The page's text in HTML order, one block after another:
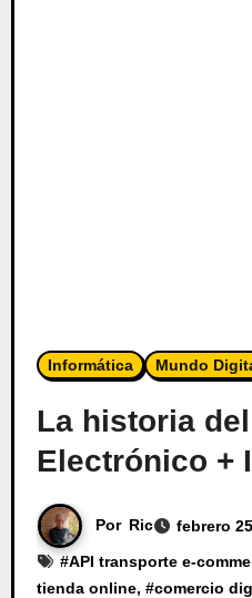
Informática Mundo
La historia
Electrónico +
Por Ric
febrero
#API transporte e-
tienda online, #comercio